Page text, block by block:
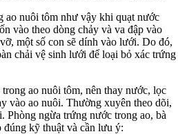
ao nuôi tôm như vậy khi quạt nước
vào theo dòng chảy và va đập vào
một số con sẽ dính vào lưới. Do đó,
chải vệ sinh lưới để loại bỏ xác trứng
ao nuôi tôm, nên thay nước, lọc
vào ao nuôi. Thường xuyên theo dõi,
Phòng ngừa trứng nước trong ao, bà
đúng kỹ thuật và cần lưu ý: